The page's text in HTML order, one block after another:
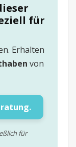
für
Erhalten
von
für